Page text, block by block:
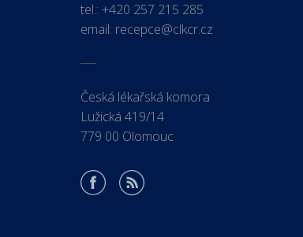
tel.: +420 257 215 285
email: recepce@clkcr.cz
Česká lékařská komora
Lužická 419/14
779 00 Olomouc